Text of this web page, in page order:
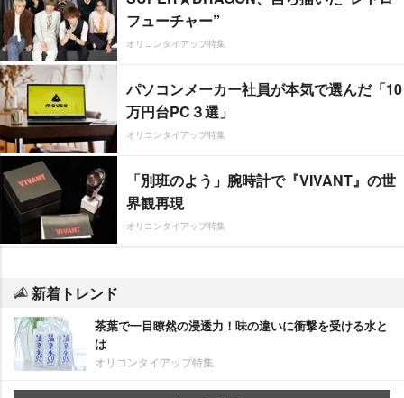
フューチャー”
オリコンタイアップ特集
パソコンメーカー社員が本気で選んだ「10
万円台PC３選」
オリコンタイアップ特集
「別班のよう」腕時計で『VIVANT』の世
界観再現
オリコンタイアップ特集
新着トレンド
茶葉で一目瞭然の浸透力！味の違いに衝撃を受ける水と
は
オリコンタイアップ特集